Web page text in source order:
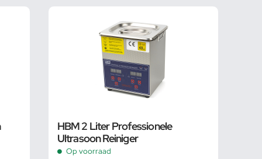
HBM 2 Liter Professionele
Ultrasoon Reiniger
Op voorraad